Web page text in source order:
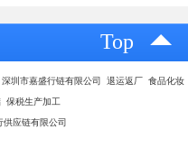
Top
圳市嘉盛行链有限公司 退运返厂 食品化妆
保税生产加工
供应链有限公司